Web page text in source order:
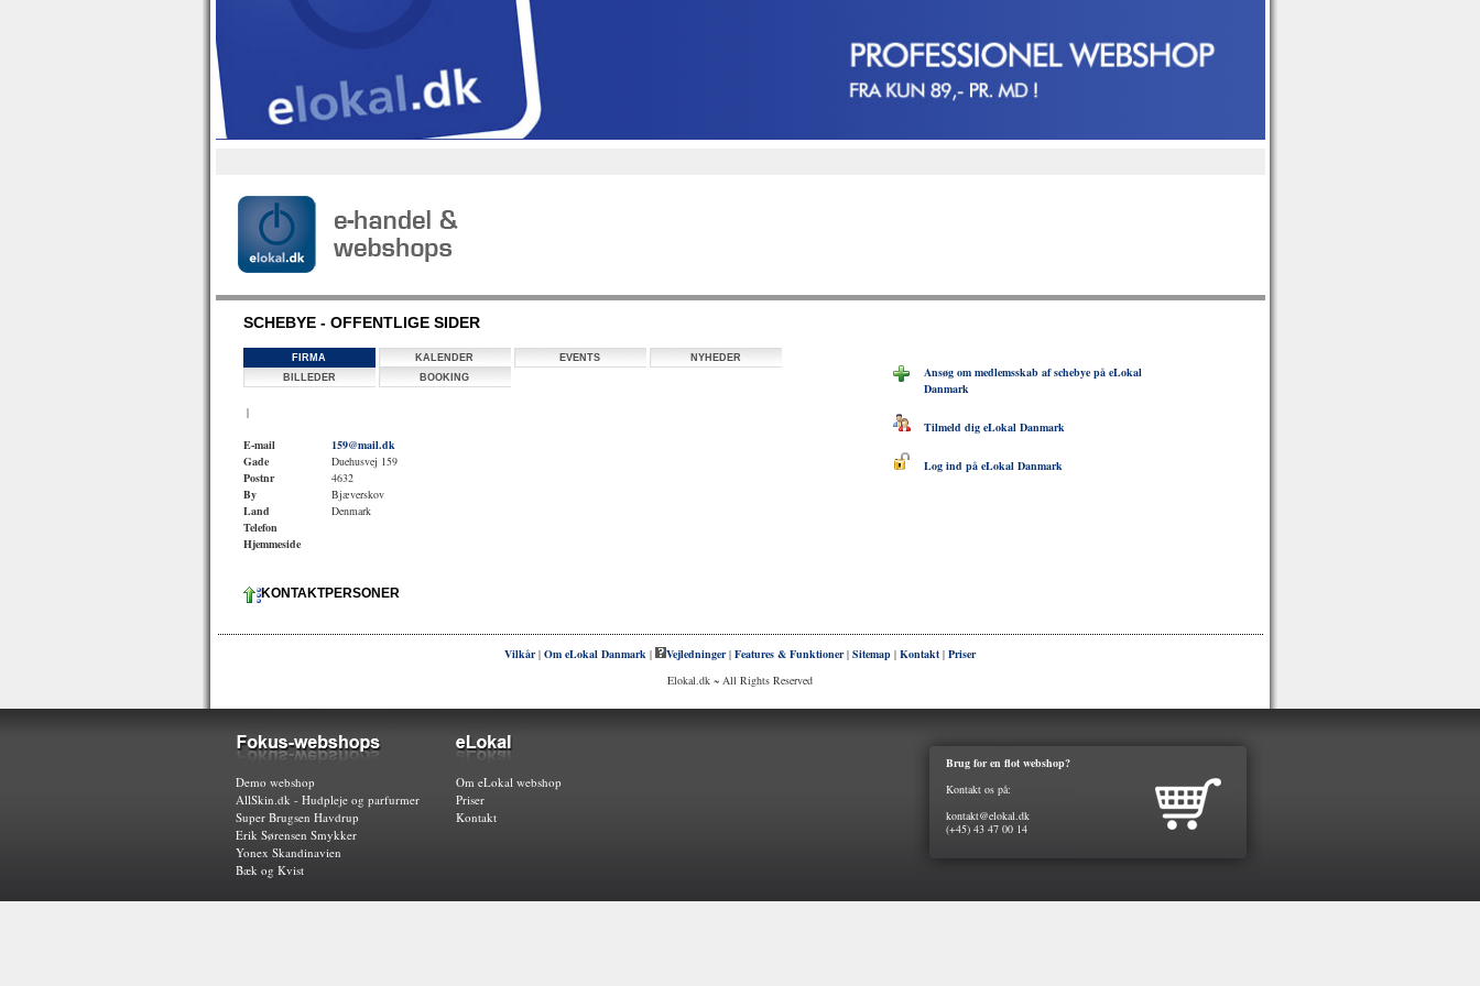
SCHEBYE - OFFENTLIGE SIDER
FIRMA KALENDER EVENTS
NYHEDER
BILLEDER
BOOKING
|
E-mail
159@mail.dk
Gade
Duehusvej 159
Postnr
4632
By
Bjæverskov
Land
Denmark
Telefon
Hjemmeside
KONTAKTPERSONER
Ansøg om medlemsskab af schebye på eLokal
Danmark
Tilmeld dig eLokal Danmark
Log ind på eLokal Danmark
Vilkår| Om eLokal Danmark | Vejledninger| Features & Funktioner| Sitemap | Kontakt | Priser
Elokal.dk ~ All Rights Reserved
Brug for en flot webshop?
Kontakt os på:
kontakt@elokal.dk
(+45) 43 47 00 14
Demo webshop
AllSkin.dk - Hudpleje og parfurmer
Super Brugsen Havdrup
Erik Sørensen Smykker
Yonex Skandinavien
Bæk og Kvist
Om eLokal webshop
Priser
Kontakt